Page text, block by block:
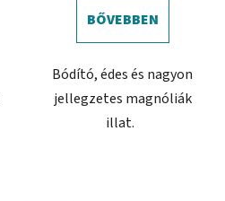
BŐVEBBEN
Bódító, édes és nagyon
jellegzetes magnóliák
illat.